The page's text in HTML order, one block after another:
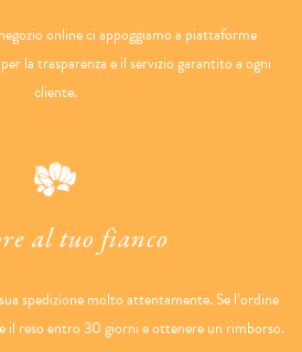
online ci appoggiamo a piattaforme
la trasparenza e il servizio garantito a ogni
cliente.
al tuo fianco
spedizione molto attentamente. Se l’ordine
il reso entro 30 giorni e ottenere un rimborso.